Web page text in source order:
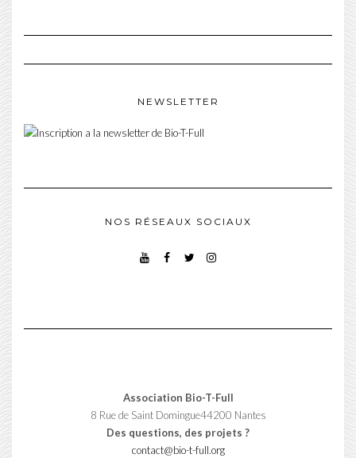
NEWSLETTER
NOS RÉSEAUX SOCIAUX
Association Bio-T-Full
8 Rue de Saint Domingue44200 Nantes
Des questions, des projets ?
contact@bio-t-full.org